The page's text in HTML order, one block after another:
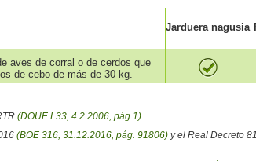
Jarduera nagusia
aves de corral o de cerdos que
de cebo de más de 30 kg.
(DOUE L33, 4.2.2006, pág.1)
(BOE 316, 31.12.2016, pág. 91806)y el Real Decreto